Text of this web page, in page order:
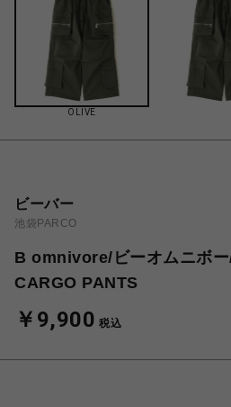
OLIVE
ビーバー
池袋PARCO
B omnivore/ビーオムニボ
CARGO PANTS
￥9,900 税込